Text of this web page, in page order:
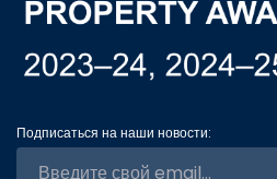
Подписаться на наши новости: